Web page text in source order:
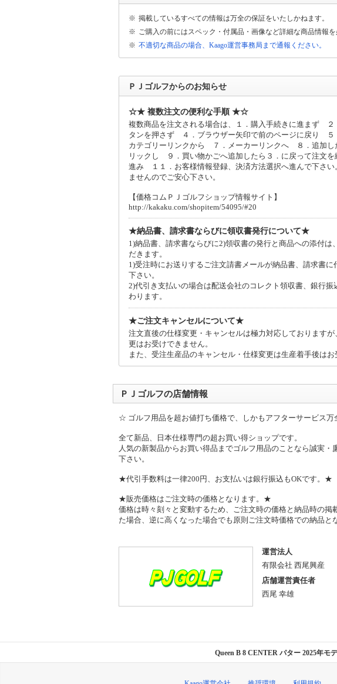
※ 掲載しているすべての情報は万全の保証をいたしかねます。
※ ご購入の前にはスペック・付属品・画像など詳細な商品情報
※ 不適切な商品の場合、Kaago運営事務局まで通報ください。
ＰＪゴルフからのお知らせ
☆★ 複数注文の便利な手順 ★☆
複数商品を注文される場合は、１．購入手続きに進まず
タンを押さず ４．ブラウザー矢印で前のページに戻り
カテゴリーリンクから ７．メーカーリンクへ ８．追加し
リックし ９．買い物かごへ追加したら３．に戻って注文
進み １１．お客様情報登録、決済方法選択へ進んで下さ
ませんのでご安心下さい。
【価格コムＰＪゴルフショップ情報サイト】
http://kakaku.com/shopitem/54095/#20
★納品書、請求書ならびに領収書発行について★
1)納品書、請求書ならびに2)領収書の発行と商品への添付
だきます。
1)受注時にお送りするご注文請書メールが納品書、請求書
下さい。
2)代引き支払いの場合は配送会社のコレクト領収書、銀行
わります。
★ご注文キャンセルについて★
注文直後の仕様変更・キャンセルは極力対応しております
更はお受けできません。
また、受注生産品のキャンセル・仕様変更は生産着手後はお
ＰＪゴルフの店舗情報
☆ ゴルフ用品を超お値打ち価格で、しかもアフターサービス
全て新品、日本仕様専門の超お買い得ショップです。
人気の新製品からお買い得品までゴルフ用品のことなら誠実
下さい。
★代引手数料は一律200円、お支払いは銀行振込もOKです。★
★販売価格はご注文時の価格となります。★
価格は時々刻々と変動するため、ご注文時の価格と納品時の
た場合、逆に高くなった場合でも原則ご注文時価格での納品と
運営法人
有限会社 西尾興産
店舗運営責任者
西尾 幸雄
Queen B 8 CENTER パター 2025年モ